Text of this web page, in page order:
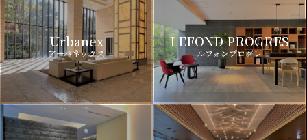
Urbanex
アーバネックス
LEFOND PROGRES
ルフォンプログレ